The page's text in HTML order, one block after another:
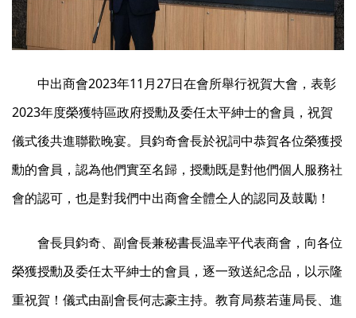
中出商會2023年11月27日在會所舉行祝賀大會，表彰
2023年度榮獲特區政府授勳及委任太平紳士的會員，祝賀
儀式後共進聯歡晚宴。貝鈞奇會長於祝詞中恭賀各位榮獲授
勳的會員，認為他們實至名歸，授勳既是對他們個人服務社
會的認可，也是對我們中出商會全體仝人的認同及鼓勵！
會長貝鈞奇、副會長兼秘書長温幸平代表商會，向各位
榮獲授勳及委任太平紳士的會員，逐一致送紀念品，以示隆
重祝賀！儀式由副會長何志豪主持。教育局蔡若蓮局長、進